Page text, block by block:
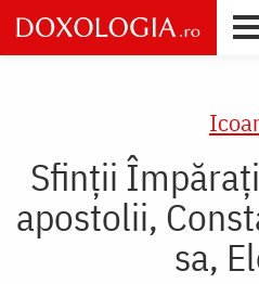
Skip
to
main
Sfinții
apostolii,
sa,